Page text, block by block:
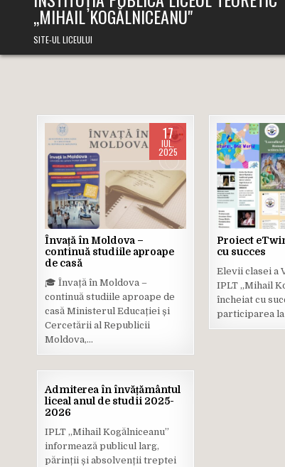
,,MIHAIL KOGĂLNICEANU"
SITE-UL LICEULUI
17
IUL.
2025
Posted
in
Învață în Moldova –
continuă studiile aproape
de casă
🎓 Învață în Moldova –
continuă studiile aproape de
casă Ministerul Educației și
Cercetării al Republicii
Moldova,…
Posted
in
Proiect
cu succes
Elevii clasei a
IPLT „Mihail
încheiat cu
participarea
03
IUL.
2025
in
Admiterea în învățământul
liceal anul de studii 2025-
2026
IPLT ,,Mihail Kogălniceanu”
informează publicul larg,
părinții și absolvenții treptei